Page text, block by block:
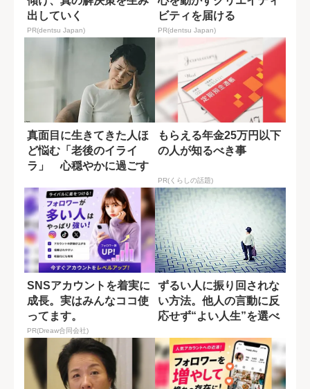
出していく
PR(dentsu Japan)
ビティを届ける
PR(dentsu Japan)
真面目に生きてきた人ほ
ど悩む「老後のイライ
ラ」 心穏やかに過ごす
もらえる年金25万円以下
の人が知るべき事
PR(くらしの話題)
SNSアカウントを着実に
成長。実はみんなココ使
ってます。
PR(Dreaw合同会社)
ずるい人に振り回されな
い方法。他人の言動に反
応せず“よい人生”を選べ